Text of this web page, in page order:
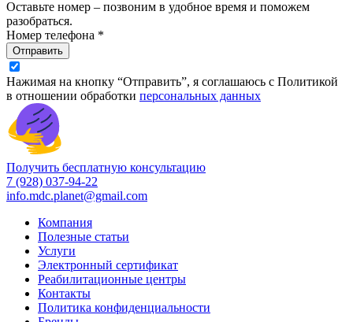
Оставьте номер – позвоним в удобное время и поможем
разобраться.
Номер телефона *
Отправить
Нажимая на кнопку “Отправить”, я соглашаюсь с Политикой
в отношении обработки персональных данных
Получить бесплатную консультацию
7 (928) 037-94-22
info.mdc.planet@gmail.com
Компания
Полезные статьи
Услуги
Электронный сертификат
Реабилитационные центры
Контакты
Политика конфиденциальности